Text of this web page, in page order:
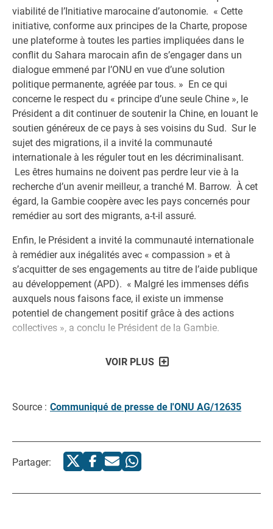
viabilité de l’Initiative marocaine d’autonomie. « Cette
initiative, conforme aux principes de la Charte, propose
une plateforme à toutes les parties impliquées dans le
conflit du Sahara marocain afin de s’engager dans un
dialogue emmené par l’ONU en vue d’une solution
politique permanente, agréée par tous. » En ce qui
concerne le respect du « principe d’une seule Chine », le
Président a dit continuer de soutenir la Chine, en louant le
soutien généreux de ce pays à ses voisins du Sud. Sur le
sujet des migrations, il a invité la communauté
internationale à les réguler tout en les décriminalisant.
Les êtres humains ne doivent pas perdre leur vie à la
recherche d’un avenir meilleur, a tranché M. Barrow. À cet
égard, la Gambie coopère avec les pays concernés pour
remédier au sort des migrants, a-t-il assuré.
Enfin, le Président a invité la communauté internationale
à remédier aux inégalités avec « compassion » et à
s’acquitter de ses engagements au titre de l’aide publique
au développement (APD). « Malgré les immenses défis
auxquels nous faisons face, il existe un immense
potentiel de changement positif grâce à des actions
collectives », a conclu le Président de la Gambie.
VOIR PLUS
Source : Communiqué de presse de l'ONU AG/12635
Partager: